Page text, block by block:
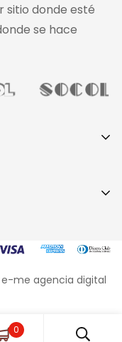
sitio donde esté
se hace
e-me agencia digital
0